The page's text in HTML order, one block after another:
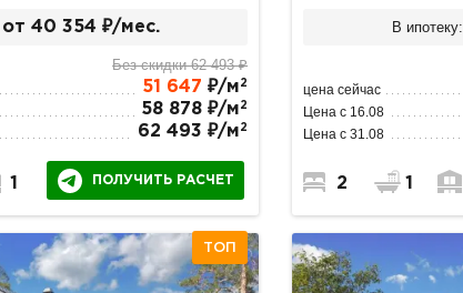
от 40 354 ₽/мес.
Без скидки 62 493 ₽
51 647 ₽/м 2
58 878 ₽/м 2
62 493 ₽/м 2
1 ПОЛУЧИТЬ РАСЧЕТ
В ипотеку:
цена сейчас
Цена с 16.08
Цена с 31.08
2 1
ТОП